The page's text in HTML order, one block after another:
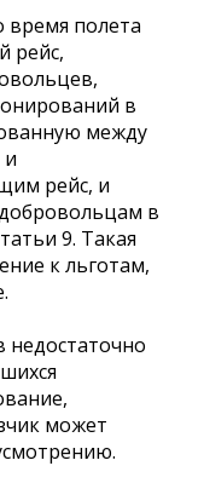
время полета
рейс,
в
между
рейс, и
в
9. Такая
к льготам,
недостаточно
может